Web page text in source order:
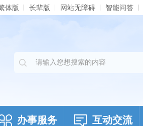
体版 长辈版 网站无障碍 智能问答
办事服务 互动交流